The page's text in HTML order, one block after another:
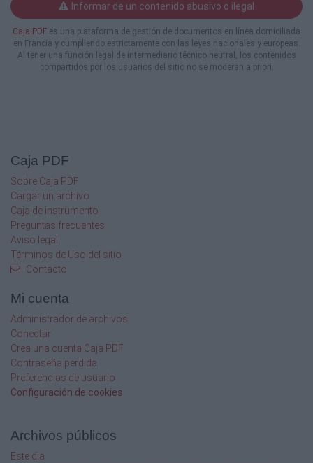
Informar de un contenido abusivo o ilegal
Caja PDF es una plataforma de gestión de documentos en línea domiciliada
en Francia y cumpliendo estrictamente con las leyes nacionales y europeas.
Al tener una función legal de intermediario técnico neutral, los contenidos
compartidos por los usuarios del sitio no se moderan a priori.
Caja PDF
Sobre Caja PDF
Cargar un archivo
Caja de instrumento
Preguntas frecuentes
Aviso legal
Términos de Uso del sitio
Contacto
Mi cuenta
Administrador de archivos
Conectar
Crea una cuenta Caja PDF
Contraseña perdida
Preferencias de usuario
Configuración de cookies
Archivos públicos
Este dia